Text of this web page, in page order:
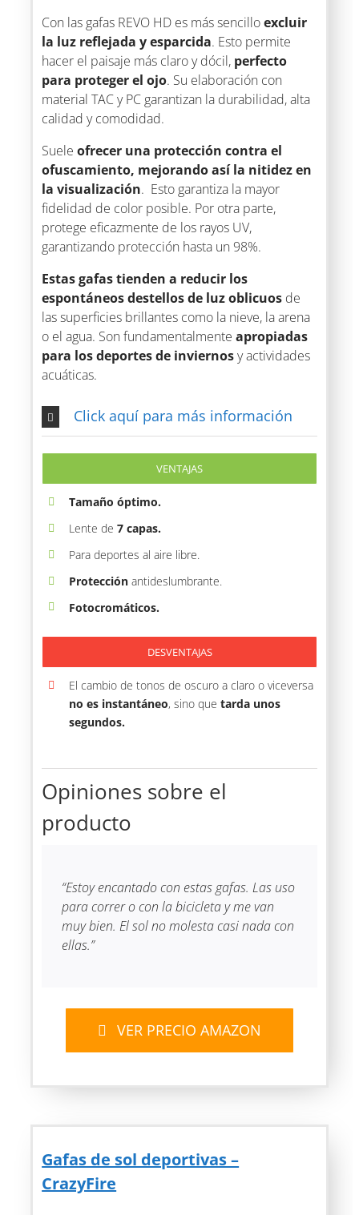
Con las gafas REVO HD es más sencilloexcluir
la luz reflejada y esparcida. Esto permite
hacer el paisaje más claro y dócil, perfecto
para proteger el ojo. Su elaboración con
material TAC y PC garantizan la durabilidad, alta
calidad y comodidad.
Sueleofrecer una protección contra el
ofuscamiento, mejorando así la nitidez en
la visualización. Esto garantiza la mayor
fidelidad de color posible. Por otra parte,
protege eficazmente de los rayos UV,
garantizando protección hasta un 98%.
Estas gafas tienden a reducir los
espontáneos destellos de luz oblicuos de
las superficies brillantes como la nieve, la arena
o el agua. Son fundamentalmenteapropiadas
para los deportes de inviernosy actividades
acuáticas.
Click aquí para más información
VENTAJAS
Tamaño óptimo.
Lente de 7 capas.
Para deportes al aire libre.
Protecciónantideslumbrante.
Fotocromáticos.
DESVENTAJAS
El cambio de tonos de oscuro a claro o viceversa
no es instantáneo, sino que tarda unos
segundos.
Opiniones sobre el
producto
“Estoy encantado con estas gafas. Las uso
para correr o con la bicicleta y me van
muy bien. El sol no molesta casi nada con
ellas.”
VER PRECIO AMAZON
Gafas de sol deportivas –
CrazyFire